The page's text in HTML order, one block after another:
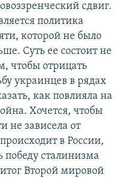
сдвиг.
политика
которой не было
Суть ее состоит не
чтобы отрицать
украинцев в рядах
как повлияла на
Хочется, чтобы
не зависела от
в России,
сталинизма
Второй мировой